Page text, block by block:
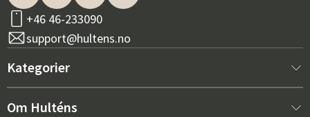
+46 46-233090
support@hultens.no
Kategorier
Nytt hos oss
Om Hulténs